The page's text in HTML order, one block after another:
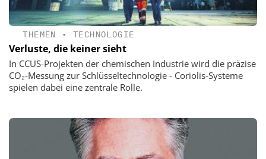
THEMEN •TECHNOLOGIE
Verluste, die keiner sieht
In CCUS-Projekten der chemischen Industrie wird die präzise
CO₂-Messung zur Schlüsseltechnologie - Coriolis-Systeme
spielen dabei eine zentrale Rolle.